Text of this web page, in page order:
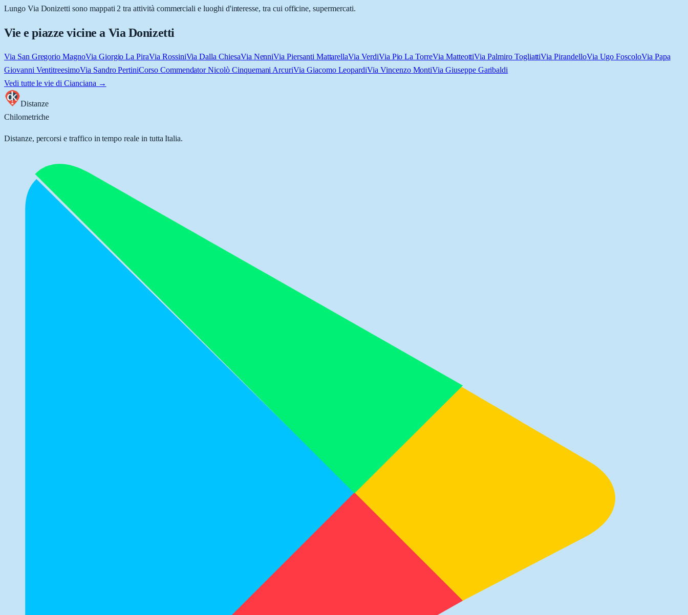
Lungo Via Donizetti sono mappati 2 tra attività commerciali e luoghi d'interesse, tra cui officine, supermercati.
Vie e piazze vicine a Via Donizetti
Via San Gregorio MagnoVia Giorgio La PiraVia RossiniVia Dalla ChiesaVia NenniVia Piersanti MattarellaVia VerdiVia Pio La TorreVia MatteottiVia Palmiro TogliattiVia PirandelloVia Ugo FoscoloVia Papa
Giovanni VentitreesimoVia Sandro PertiniCorso Commendator Nicolò Cinquemani ArcuriVia Giacomo LeopardiVia Vincenzo MontiVia Giuseppe Garibaldi
Vedi tutte le vie di Cianciana →
Distanze
Chilometriche
Distanze, percorsi e traffico in tempo reale in tutta Italia.